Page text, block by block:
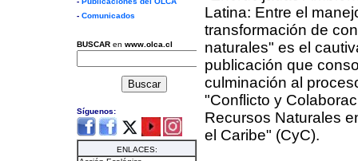
Latina: Entre el
transformación de
naturales" es el
publicación que
culminación al
"Conflicto y
Recursos Naturales
el Caribe" (CyC).